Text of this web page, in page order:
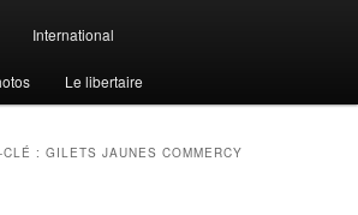
International
Le libertaire
CLÉ :GILETS JAUNES COMMERCY